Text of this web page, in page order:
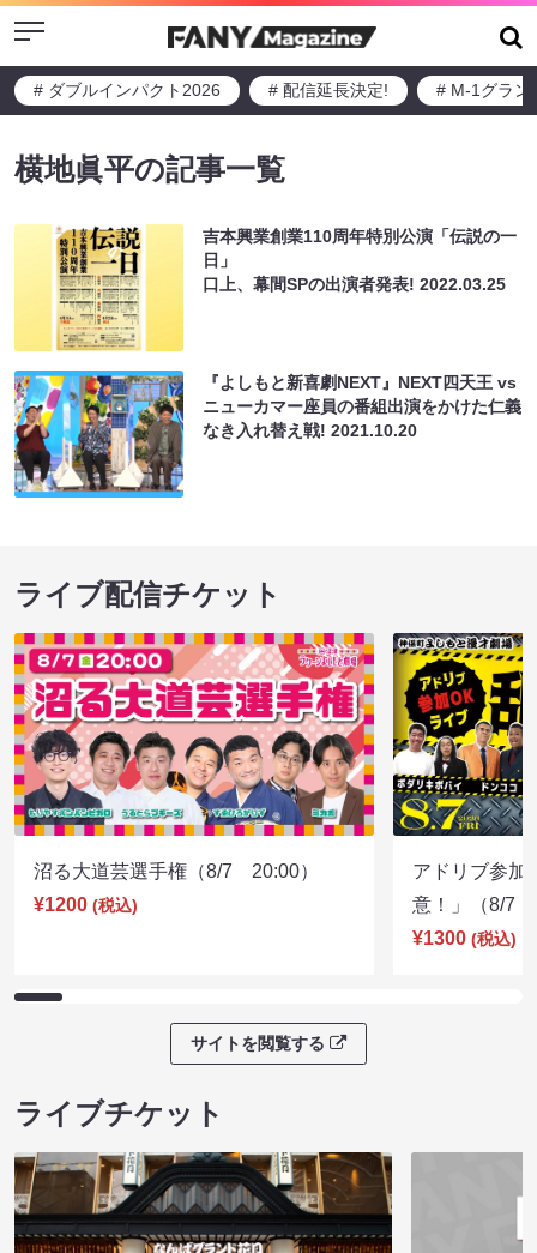
Menu
# ダブルインパクト2026 # 配信延長決定! # M-1グラン
横地眞平の記事一覧
吉本興業創業110周年特別公演「伝説の一
日」
口上、幕間SPの出演者発表!2022.03.25
『よしもと新喜劇NEXT』NEXT四天王 vs
ニューカマー座員の番組出演をかけた仁義
なき入れ替え戦!2021.10.20
ライブ配信チケット
沼る大道芸選手権（8/7 20:00）
¥1200 (税込)
アドリブ参加
意！」（8/7
¥1300 (税込)
サイトを閲覧する
ライブチケット